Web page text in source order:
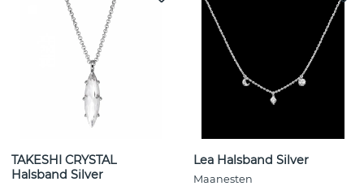
TAKESHI CRYSTAL
Halsband Silver
Lea Halsband Silver
Maanesten